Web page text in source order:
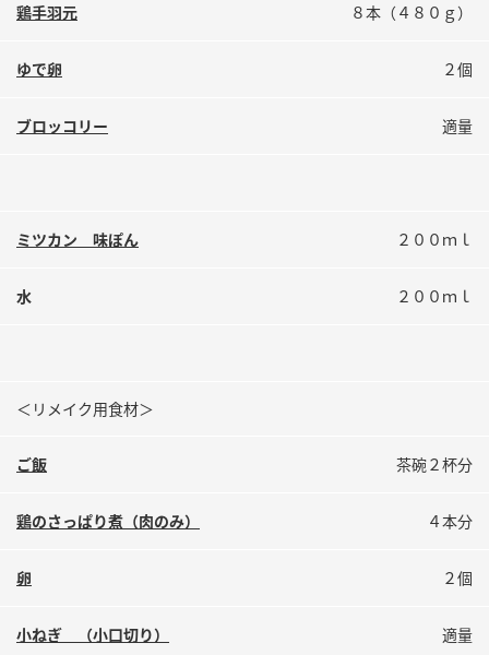
ミツカンのCM
業務用サイト ミツカングループについて 製造所固有記号一覧
鶏手羽元 ８本（４８０ｇ）
ゆで卵 ２個
ブロッコリー 適量
ミツカン 味ぽん ２００ｍｌ
水 ２００ｍｌ
＜リメイク用食材＞
ご飯 茶碗２杯分
鶏のさっぱり煮（肉のみ） ４本分
卵 ２個
小ねぎ （小口切り） 適量